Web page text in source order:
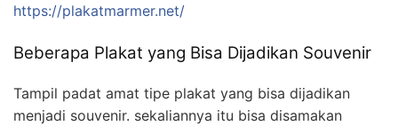
https://plakatmarmer.net/
Beberapa Plakat yang Bisa Dijadikan Souvenir
Tampil padat amat tipe plakat yang bisa dijadikan
menjadi souvenir. sekaliannya itu bisa disamakan